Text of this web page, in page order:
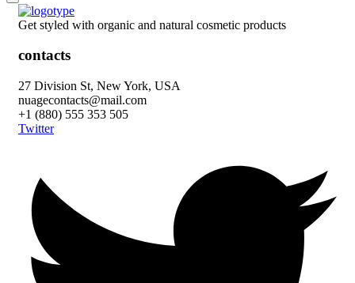
Get styled with organic and natural cosmetic products
contacts
27 Division St, New York, USA
nuagecontacts@mail.com
+1 (880) 555 353 505
Twitter